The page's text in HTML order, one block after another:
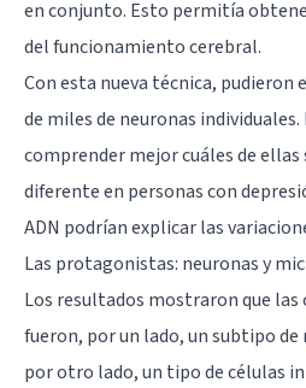
en conjunto. Esto permitía
del funcionamiento cerebral.
Con esta nueva técnica, pudieron
de miles de neuronas
comprender mejor cuáles de
diferente en personas con
ADN podrían explicar las
Las protagonistas: neuronas y
Los resultados mostraron que las
fueron, por un lado, un subtipo de
por otro lado, un tipo de células